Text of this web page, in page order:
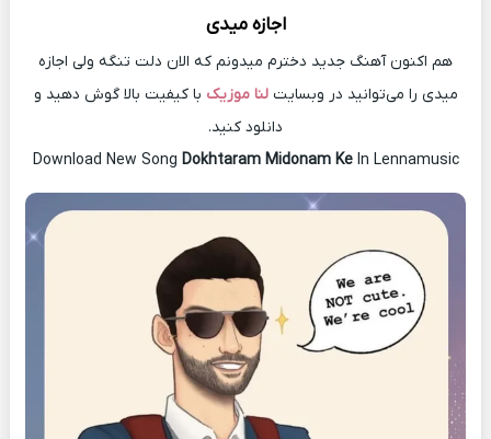
اجازه میدی
هم اکنون آهنگ جدید دخترم میدونم که الان دلت تنگه ولی اجازه
میدی را می‌توانید در وبسایتلنا موزیک با کیفیت بالا گوش دهید و
دانلود کنید.
Download New Song Dokhtaram Midonam KeIn Lennamusic